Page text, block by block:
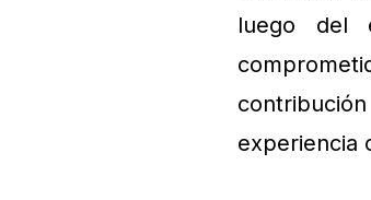
luego del
experiencia